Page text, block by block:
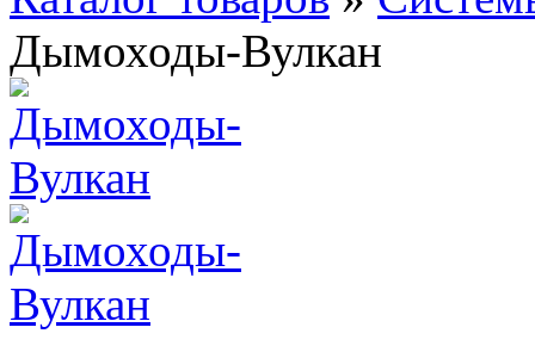
Дымоходы-Вулкан